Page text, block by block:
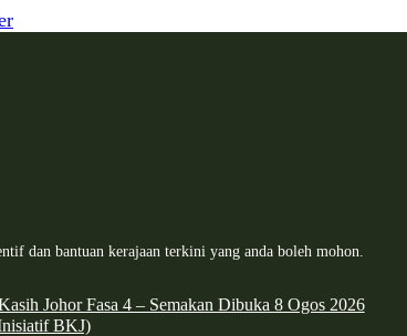
dan bantuan kerajaan terkini yang anda boleh mohon.
Johor Fasa 4 – Semakan Dibuka 8 Ogos 2026
BKJ)